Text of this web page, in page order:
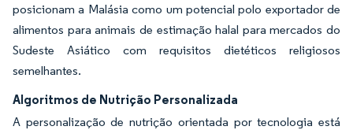
posicionam a Malásia como um potencial polo exportador de
alimentos para animais de estimação halal para mercados do
Sudeste Asiático com requisitos dietéticos religiosos
semelhantes.
Algoritmos de Nutrição Personalizada
A personalização de nutrição orientada por tecnologia está